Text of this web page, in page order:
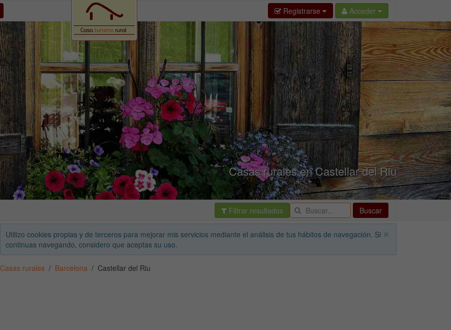
Registrarse Acceder
Casas rurales en Castellar del Riu
Filtrar resultados Buscar
Utilizo cookies propias y de terceros para mejorar mis servicios mediante el análisis de tus hábitos de navegación. Si
continuas navegando, considero que aceptas su uso.
Casas rurales Barcelona Castellar del Riu